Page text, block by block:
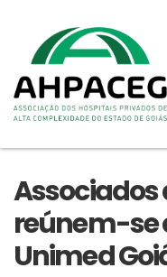
reúnem-se
Unimed